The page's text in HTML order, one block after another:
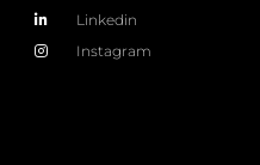
Linkedin
Instagram